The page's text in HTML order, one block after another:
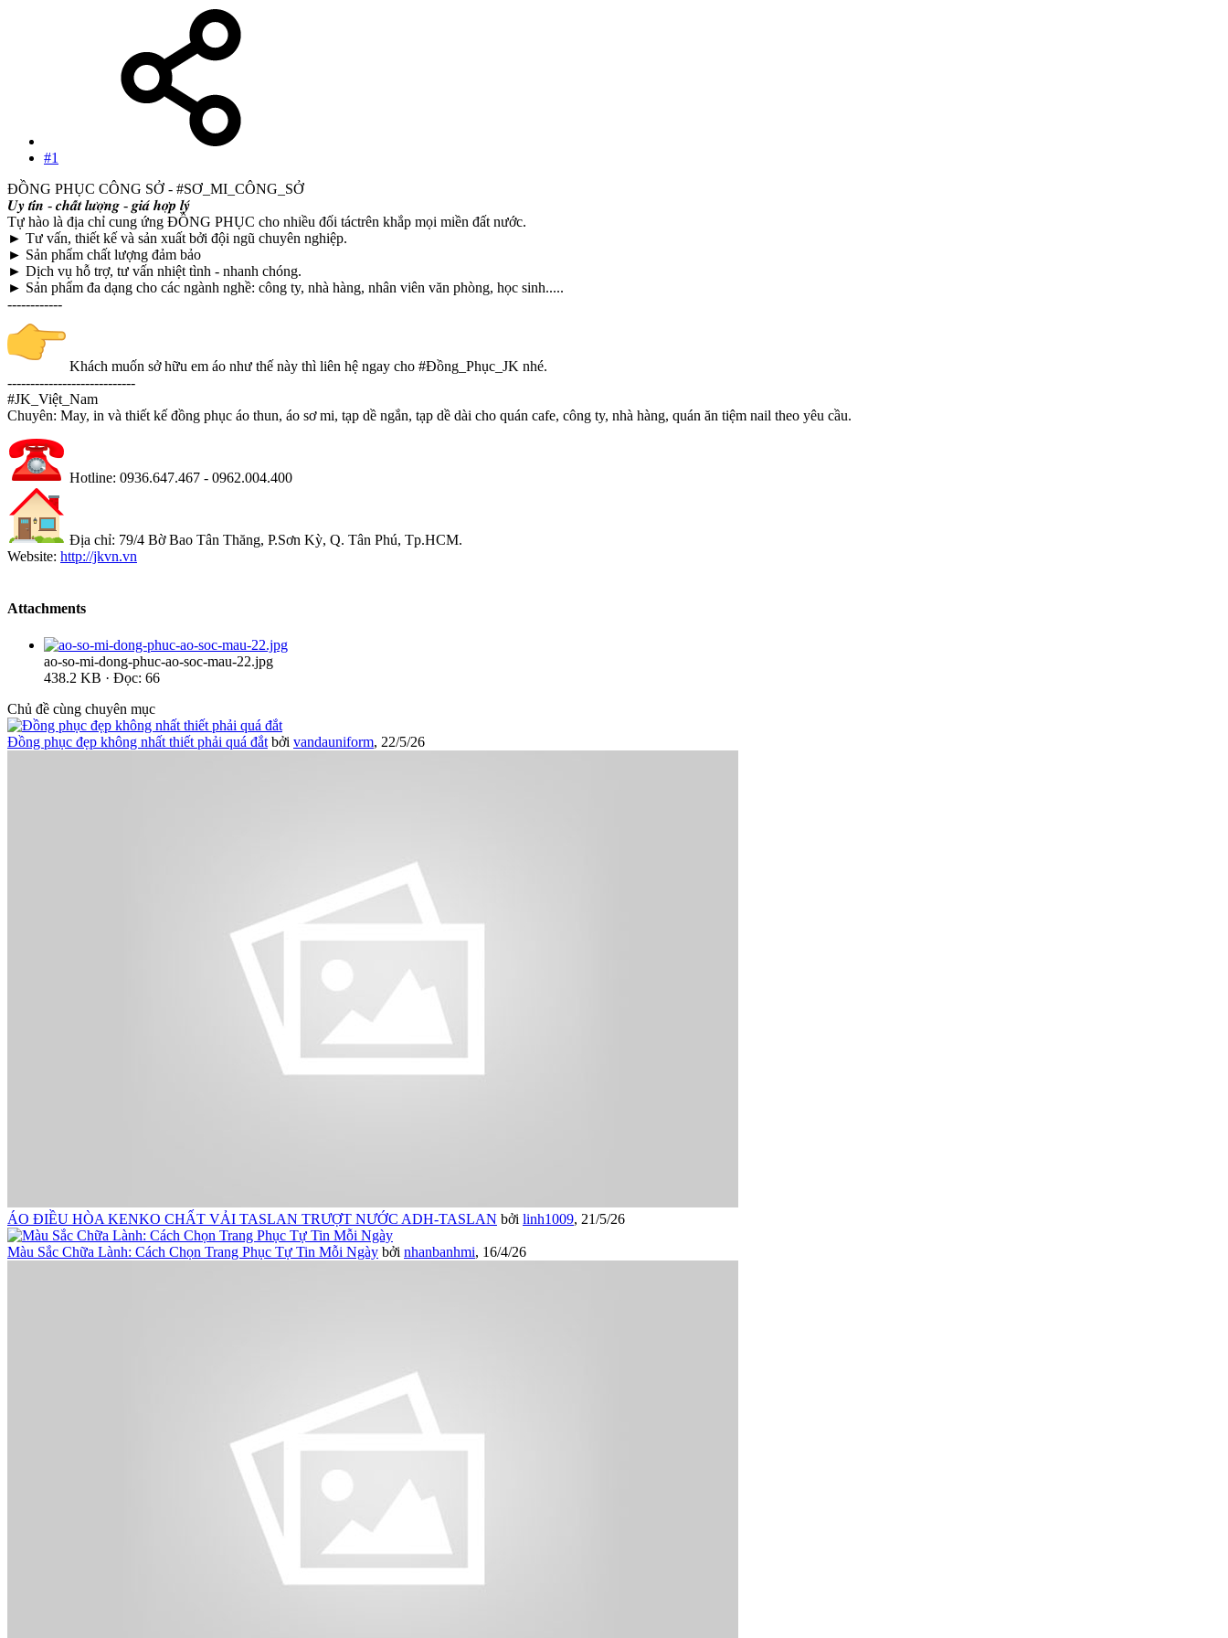
#1
ĐỒNG PHỤC CÔNG SỞ - #SƠ_MI_CÔNG_SỞ
𝑼𝒚 𝒕𝒊́𝒏 - 𝒄𝒉𝒂̂́𝒕 𝒍𝒖̛𝒐̛̣𝒏𝒈 - 𝒈𝒊𝒂́ 𝒉𝒐̛̣𝒑 𝒍𝒚́
Tự hào là địa chỉ cung ứng ĐỒNG PHỤC cho nhiều đối táctrên khắp mọi miền đất nước.
► Tư vấn, thiết kế và sản xuất bởi đội ngũ chuyên nghiệp.
► Sản phẩm chất lượng đảm bảo
► Dịch vụ hỗ trợ, tư vấn nhiệt tình - nhanh chóng.
► Sản phẩm đa dạng cho các ngành nghề: công ty, nhà hàng, nhân viên văn phòng, học sinh.....
------------
Khách muốn sở hữu em áo như thế này thì liên hệ ngay cho #Đồng_Phục_JK nhé.
----------------------------
#JK_Việt_Nam
Chuyên: May, in và thiết kế đồng phục áo thun, áo sơ mi, tạp dề ngắn, tạp dề dài cho quán cafe, công ty, nhà hàng, quán ăn tiệm nail theo yêu cầu.
Hotline: 0936.647.467 - 0962.004.400
Địa chỉ: 79/4 Bờ Bao Tân Thăng, P.Sơn Kỳ, Q. Tân Phú, Tp.HCM.
Website: http://jkvn.vn
Attachments
ao-so-mi-dong-phuc-ao-soc-mau-22.jpg
438.2 KB · Đọc: 66
Chủ đề cùng chuyên mục
Đồng phục đẹp không nhất thiết phải quá đắt bởi vandauniform, 22/5/26
ÁO ĐIỀU HÒA KENKO CHẤT VẢI TASLAN TRƯỢT NƯỚC ADH-TASLAN bởi linh1009, 21/5/26
Màu Sắc Chữa Lành: Cách Chọn Trang Phục Tự Tin Mỗi Ngày bởi nhanbanhmi, 16/4/26